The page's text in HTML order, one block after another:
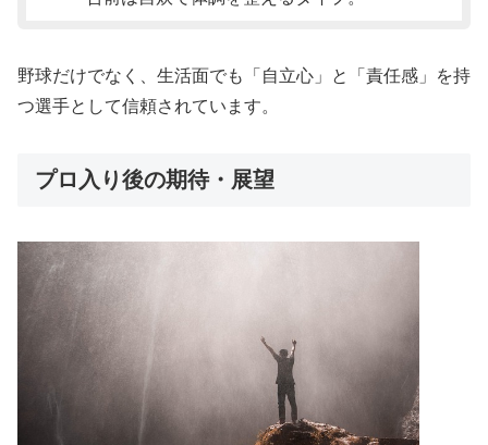
野球だけでなく、生活面でも「自立心」と「責任感」を持
つ選手として信頼されています。
プロ入り後の期待・展望